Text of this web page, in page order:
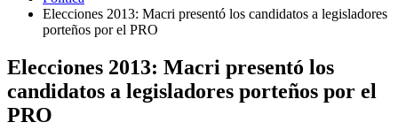
Elecciones 2013: Macri presentó los candidatos a legisladores
porteños por el PRO
Elecciones 2013: Macri presentó los
candidatos a legisladores porteños por el
PRO